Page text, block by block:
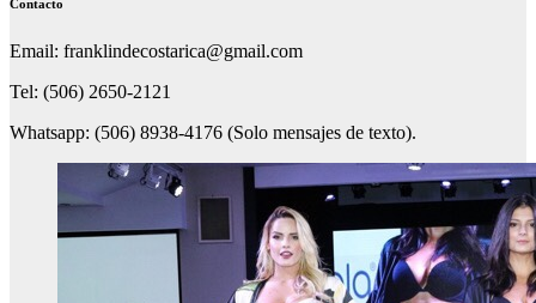
Contacto
Email: franklindecostarica@gmail.com
Tel: (506) 2650-2121
Whatsapp: (506) 8938-4176 (Solo mensajes de texto).